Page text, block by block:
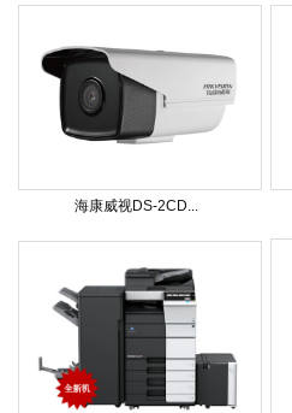
海康威视DS-2CD...